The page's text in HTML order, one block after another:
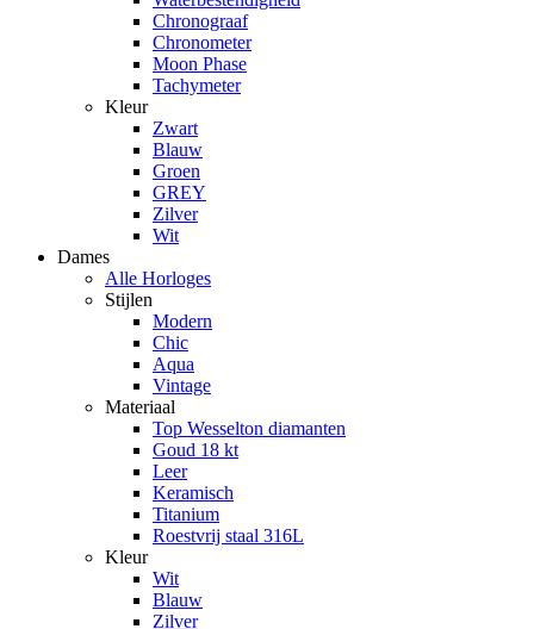
Chronograaf
Chronometer
Moon Phase
Tachymeter
Kleur
Zwart
Blauw
Groen
GREY
Zilver
Wit
Dames
Alle Horloges
Stijlen
Modern
Chic
Aqua
Vintage
Materiaal
Top Wesselton diamanten
Goud 18 kt
Leer
Keramisch
Titanium
Roestvrij staal 316L
Kleur
Wit
Blauw
Zilver